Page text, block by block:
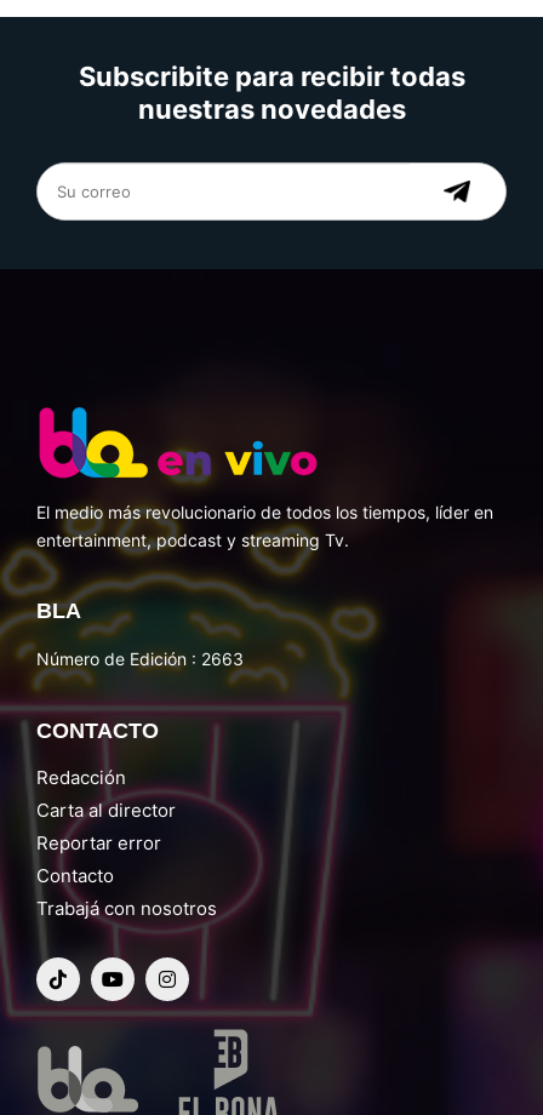
Subscribite para recibir todas
nuestras novedades
El medio más revolucionario de todos los tiempos, líder en
entertainment, podcast y streaming Tv.
BLA
Número de Edición : 2663
CONTACTO
Redacción
Carta al director
Reportar error
Contacto
Trabajá con nosotros